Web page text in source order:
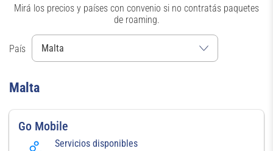
Mirá los precios y países con convenio si no contratás paquetes
de roaming.
País
Malta
Go Mobile
Servicios disponibles